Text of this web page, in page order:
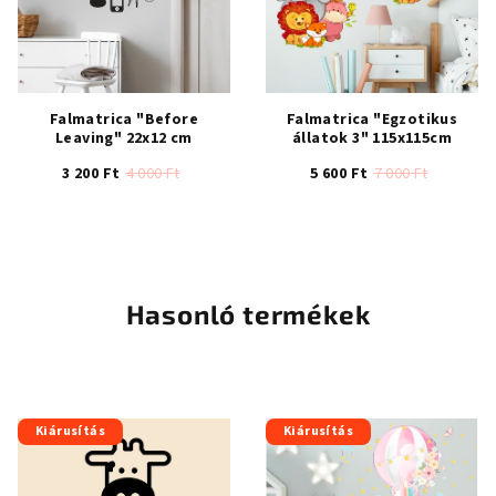
Falmatrica "Before
Leaving" 22x12 cm
3 200 Ft 4 000 Ft
Falmatrica "Egzotikus
állatok 3" 115x115cm
5 600 Ft 7 000 Ft
Hasonló termékek
Kiárusítás Kiárusítás